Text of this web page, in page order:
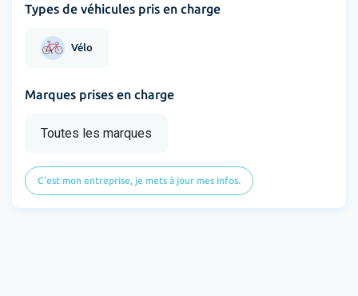
Types de véhicules pris en charge
Vélo
Marques prises en charge
Toutes les marques
C'est mon entreprise, je mets à jour mes infos.